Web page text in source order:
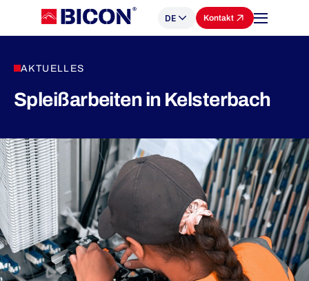
DE Kontakt
AKTUELLES
Spleißarbeiten in Kelsterbach